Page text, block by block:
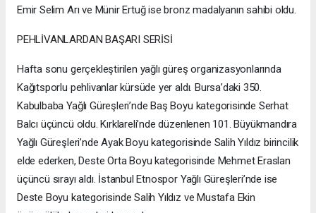
Emir Selim Arı ve Münir Ertuğ ise bronz madalyanın sahibi oldu.
PEHLİVANLARDAN BAŞARI SERİSİ
Hafta sonu gerçekleştirilen yağlı güreş organizasyonlarında
Kağıtsporlu pehlivanlar kürsüde yer aldı. Bursa’daki 350.
Kabulbaba Yağlı Güreşleri’nde Baş Boyu kategorisinde Serhat
Balcı üçüncü oldu. Kırklareli’nde düzenlenen 101. Büyükmandıra
Yağlı Güreşleri’nde Ayak Boyu kategorisinde Salih Yıldız birincilik
elde ederken, Deste Orta Boyu kategorisinde Mehmet Eraslan
üçüncü sırayı aldı. İstanbul Etnospor Yağlı Güreşleri’nde ise
Deste Boyu kategorisinde Salih Yıldız ve Mustafa Ekin